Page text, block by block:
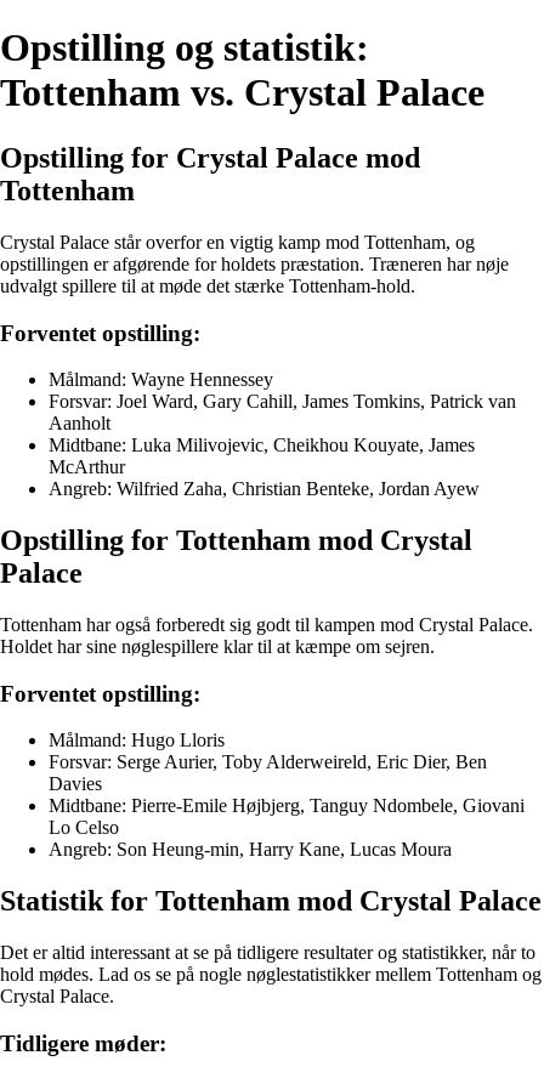
Opstilling og statistik:
Tottenham vs. Crystal Palace
Opstilling for Crystal Palace mod
Tottenham
Crystal Palace står overfor en vigtig kamp mod Tottenham, og
opstillingen er afgørende for holdets præstation. Træneren har nøje
udvalgt spillere til at møde det stærke Tottenham-hold.
Forventet opstilling:
Målmand: Wayne Hennessey
Forsvar: Joel Ward, Gary Cahill, James Tomkins, Patrick van
Aanholt
Midtbane: Luka Milivojevic, Cheikhou Kouyate, James
McArthur
Angreb: Wilfried Zaha, Christian Benteke, Jordan Ayew
Opstilling for Tottenham mod Crystal
Palace
Tottenham har også forberedt sig godt til kampen mod Crystal Palace.
Holdet har sine nøglespillere klar til at kæmpe om sejren.
Forventet opstilling:
Målmand: Hugo Lloris
Forsvar: Serge Aurier, Toby Alderweireld, Eric Dier, Ben
Davies
Midtbane: Pierre-Emile Højbjerg, Tanguy Ndombele, Giovani
Lo Celso
Angreb: Son Heung-min, Harry Kane, Lucas Moura
Statistik for Tottenham mod Crystal Palace
Det er altid interessant at se på tidligere resultater og statistikker, når to
hold mødes. Lad os se på nogle nøglestatistikker mellem Tottenham og
Crystal Palace.
Tidligere møder: